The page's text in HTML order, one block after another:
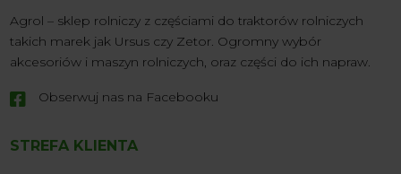
Agrol – sklep rolniczy z częściami do traktorów rolniczych
takich marek jak Ursus czy Zetor. Ogromny wybór
akcesoriów i maszyn rolniczych, oraz części do ich napraw.
 Obserwuj nas na Facebooku
STREFA KLIENTA